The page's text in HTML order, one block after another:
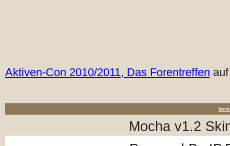
Aktiven-Con 2010/2011, Das Forentreffen
Mocha v1.2